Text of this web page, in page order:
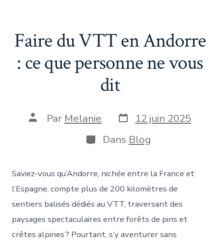
Faire du VTT en Andorre
: ce que personne ne vous
dit
Auteur
Par Melanie Date
de
publication
12 juin 2025
Catégories
Dans Blog
Saviez-vous qu’Andorre, nichée entre la France et
l’Espagne, compte plus de 200 kilomètres de
sentiers balisés dédiés au VTT, traversant des
paysages spectaculaires entre forêts de pins et
crêtes alpines ? Pourtant, s’y aventurer sans